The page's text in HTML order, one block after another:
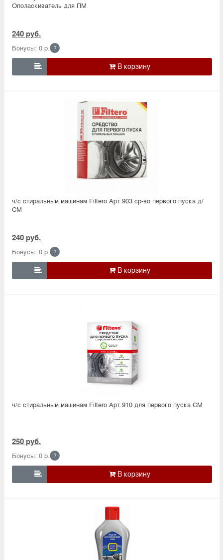
Ополаскиватель для ПМ
240 руб.
Бонусы: 0 р. ?

ч/с стиральным машинам Filtero Арт.903 ср-во первого пуска д/
СМ
240 руб.
Бонусы: 0 р. ?

ч/с стиральным машинам Filtero Арт.910 для первого пуска СМ
250 руб.
Бонусы: 0 р. ?
